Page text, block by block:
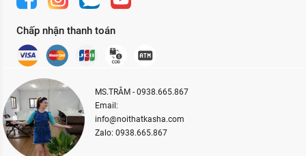
Chấp nhận thanh toán
MS.TRÂM - 0938.665.867
Email:
info@noithatkasha.com
Zalo: 0938.665.867